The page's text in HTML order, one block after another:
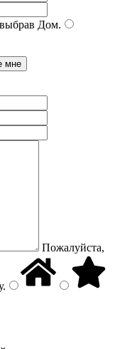
Дом.
Пожалуйста,
.